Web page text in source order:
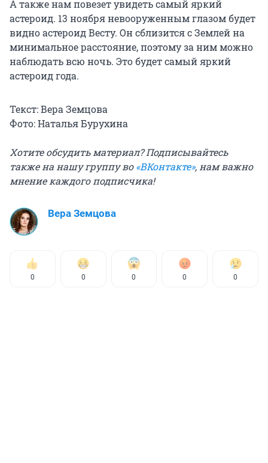
А также нам повезет увидеть самый яркий
астероид. 13 ноября невооруженным глазом будет
видно астероид Весту. Он сблизится с Землей на
минимальное расстояние, поэтому за ним можно
наблюдать всю ночь. Это будет самый яркий
астероид года.
Текст: Вера Земцова
Фото: Наталья Бурухина
Хотите обсудить материал? Подписывайтесь
также на нашу группу во«ВКонтакте», нам важно
мнение каждого подписчика!
Вера Земцова
0 0 0 0 0